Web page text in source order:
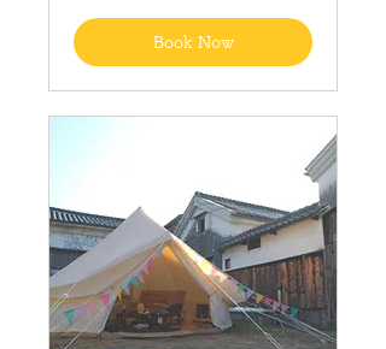
Book Now